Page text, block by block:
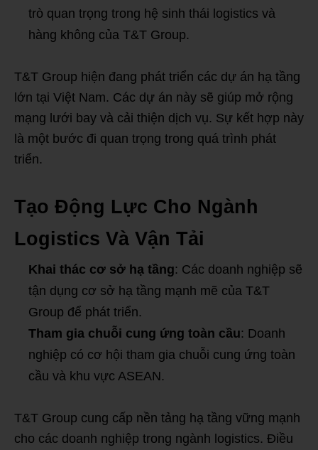
trò quan trọng trong hệ sinh thái logistics và
hàng không của T&T Group.
T&T Group hiện đang phát triển các dự án hạ tầng
lớn tại Việt Nam. Các dự án này sẽ giúp mở rộng
mạng lưới bay và cải thiện dịch vụ. Sự kết hợp này
là một bước đi quan trọng trong quá trình phát
triển.
Tạo Động Lực Cho Ngành
Logistics Và Vận Tải
Khai thác cơ sở hạ tầng: Các doanh nghiệp sẽ
tận dụng cơ sở hạ tầng mạnh mẽ của T&T
Group để phát triển.
Tham gia chuỗi cung ứng toàn cầu: Doanh
nghiệp có cơ hội tham gia chuỗi cung ứng toàn
cầu và khu vực ASEAN.
T&T Group cung cấp nền tảng hạ tầng vững mạnh
cho các doanh nghiệp trong ngành logistics. Điều